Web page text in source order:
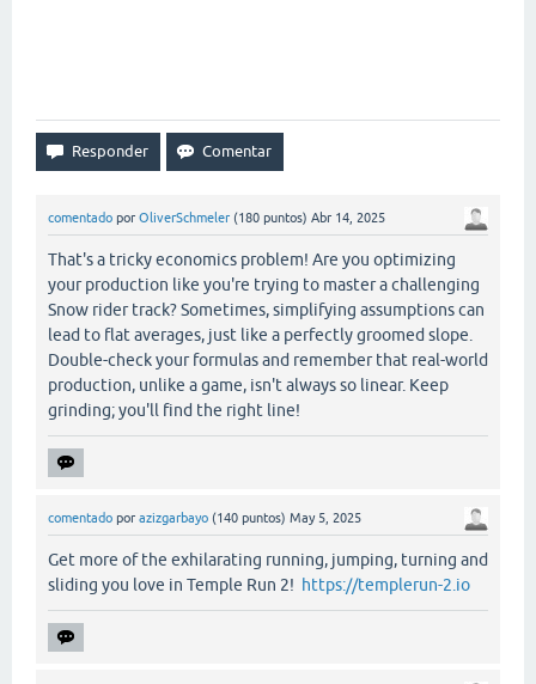
comentado por OliverSchmeler (180 puntos) Abr 14, 2025
That's a tricky economics problem! Are you optimizing
your production like you're trying to master a challenging
Snow rider track? Sometimes, simplifying assumptions can
lead to flat averages, just like a perfectly groomed slope.
Double-check your formulas and remember that real-world
production, unlike a game, isn't always so linear. Keep
grinding; you'll find the right line!
comentado por azizgarbayo (140 puntos) May 5, 2025
Get more of the exhilarating running, jumping, turning and
sliding you love in Temple Run 2! https://templerun-2.io